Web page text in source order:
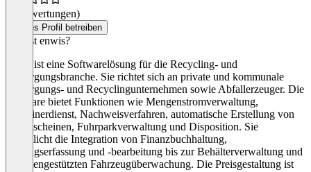
(0 Bewertungen)
Dieses Profil betreiben
Was ist enwis?
enwis ist eine Softwarelösung für die Recycling- und
Entsorgungsbranche. Sie richtet sich an private und kommunale
Entsorgungs- und Recyclingunternehmen sowie Abfallerzeuger. Die
Software bietet Funktionen wie Mengenstromverwaltung,
Containerdienst, Nachweisverfahren, automatische Erstellung von
Wiegescheinen, Fuhrparkverwaltung und Disposition. Sie
ermöglicht die Integration von Finanzbuchhaltung,
Auftragserfassung und -bearbeitung bis zur Behälterverwaltung und
satellitengestützten Fahrzeugüberwachung. Die Preisgestaltung ist